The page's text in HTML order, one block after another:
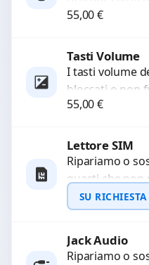
professionale
55,00€
Tasti Volume
I tasti volume
bloccati o non
servizio di
55,00€
Lettore SIM
Ripariamo o
guasti che non
interrompono
ricambi testati
SU RICHIESTA
Jack Audio
Ripariamo o